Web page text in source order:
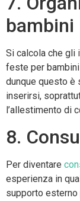
bambini
Si calcola che gli
feste per
dunque questo è
inserirsi,
l’allestimento di
8.
Per diventare
esperienza in
supporto esterno